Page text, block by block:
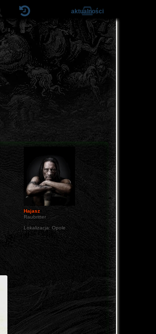
aktualności
Hajasz
Raubritter
Lokalizacja: Opole